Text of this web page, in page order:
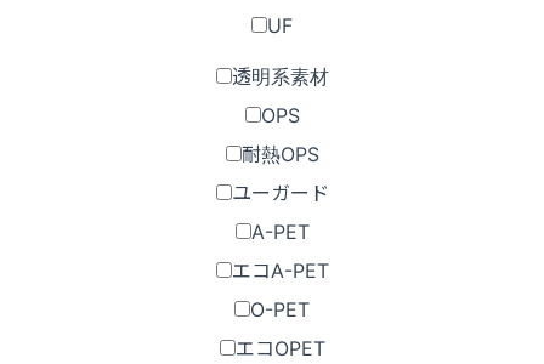
UF
透明系素材
OPS
耐熱OPS
ユーガード
A-PET
エコA-PET
O-PET
エコOPET